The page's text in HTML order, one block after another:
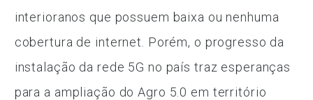
interioranos que possuem baixa ou nenhuma
cobertura de internet. Porém, o progresso da
instalação da rede 5G no país traz esperanças
para a ampliação do Agro 5.0 em território